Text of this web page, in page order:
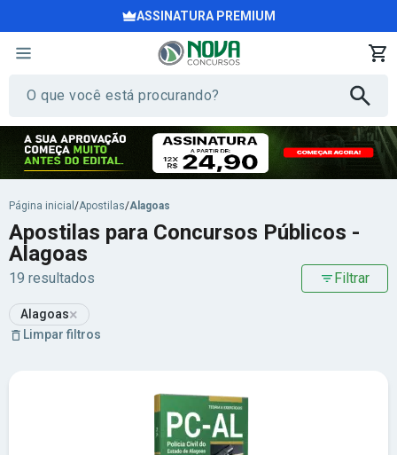
ASSINATURA PREMIUM
Página inicial /Apostilas/Alagoas
Apostilas para Concursos Públicos -
Alagoas
19 resultados Filtrar
Alagoas×
Limpar filtros